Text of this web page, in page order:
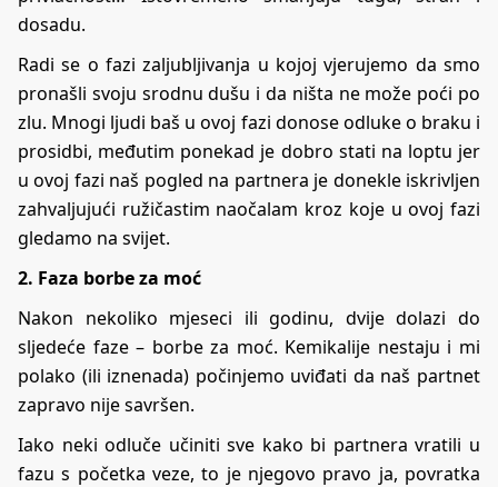
dosadu.
Radi se o fazi zaljubljivanja u kojoj vjerujemo da smo
pronašli svoju srodnu dušu i da ništa ne može poći po
zlu. Mnogi ljudi baš u ovoj fazi donose odluke o braku i
prosidbi, međutim ponekad je dobro stati na loptu jer
u ovoj fazi naš pogled na partnera je donekle iskrivljen
zahvaljujući ružičastim naočalam kroz koje u ovoj fazi
gledamo na svijet.
2. Faza borbe za moć
Nakon nekoliko mjeseci ili godinu, dvije dolazi do
sljedeće faze – borbe za moć. Kemikalije nestaju i mi
polako (ili iznenada) počinjemo uviđati da naš partnet
zapravo nije savršen.
Iako neki odluče učiniti sve kako bi partnera vratili u
fazu s početka veze, to je njegovo pravo ja, povratka